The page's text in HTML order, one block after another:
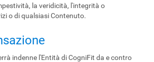
la veridicità, l'integrità o
o di qualsiasi Contenuto.
indenne l'Entità di CogniFit da e contro